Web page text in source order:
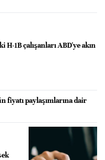
H-1B çalışanları ABD'ye akın
fiyatı paylaşımlarına dair